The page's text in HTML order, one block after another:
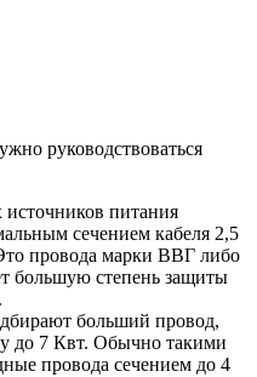
руководствоваться
источников питания
сечением кабеля 2,5
провода марки ВВГ либо
большую степень защиты
больший провод,
до 7 Квт. Обычно такими
провода сечением до 4